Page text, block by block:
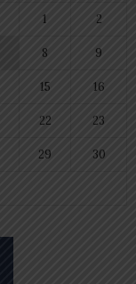
1 2
8 9
15 16
22 23
29 30